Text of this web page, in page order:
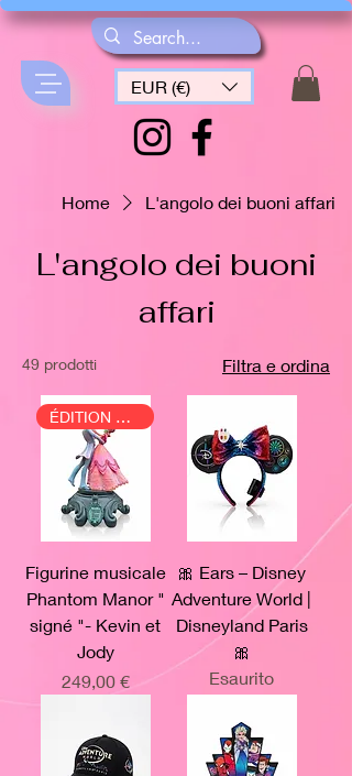
EUR (€)
Home L'angolo dei buoni affari
L'angolo dei buoni
affari
49 prodotti Filtra e ordina
ÉDITION SIGNÉ
Figurine musicale
Phantom Manor "
signé "- Kevin et
Jody
Prezzo
249,00 €
🎀 Ears – Disney
Adventure World |
Disneyland Paris
🎀
Esaurito